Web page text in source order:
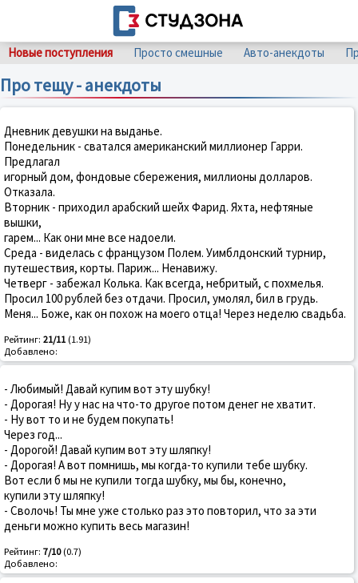
Новые поступления Просто смешные Авто-анекдоты
Про тещу - анекдоты
Дневник девушки на выданье.
Понедельник - сватался американский миллионер Гарри.
Предлагал
игорный дом, фондовые сбережения, миллионы долларов.
Отказала.
Вторник - приходил арабский шейх Фарид. Яхта, нефтяные
вышки,
гарем... Как они мне все надоели.
Среда - виделась с французом Полем. Уимблдонский турнир,
путешествия, корты. Париж... Hенавижу.
Четверг - забежал Колька. Как всегда, небритый, с похмелья.
Просил 100 рублей без отдачи. Просил, умолял, бил в грудь.
Меня... Боже, как он похож на моего отца! Через неделю свадьба.
Рейтинг: 21/11 (1.91)
Добавлено:
- Любимый! Давай купим вот эту шубку!
- Дорогая! Ну у нас на что-то другое потом денег не хватит.
- Ну вот то и не будем покупать!
Через год...
- Дорогой! Давай купим вот эту шляпку!
- Дорогая! А вот помнишь, мы когда-то купили тебе шубку.
Вот если б мы не купили тогда шубку, мы бы, конечно,
купили эту шляпку!
- Сволочь! Ты мне уже столько раз это повторил, что за эти
деньги можно купить весь магазин!
Рейтинг: 7/10(0.7)
Добавлено: